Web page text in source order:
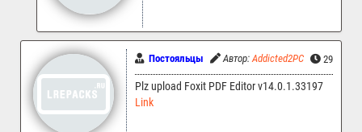
Постояльцы Автор:Addicted2PC
Plz upload Foxit PDF Editor v14.0.1.33197
Link